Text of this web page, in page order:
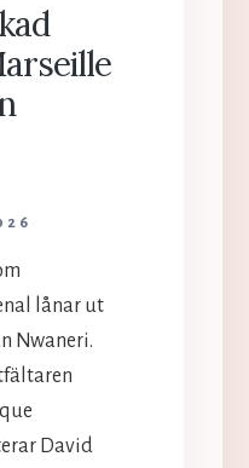
lånar ut
Nwaneri.
David